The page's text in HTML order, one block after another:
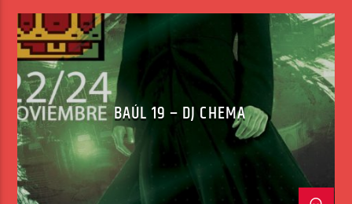
BAÚL 19 – DJ CHEMA